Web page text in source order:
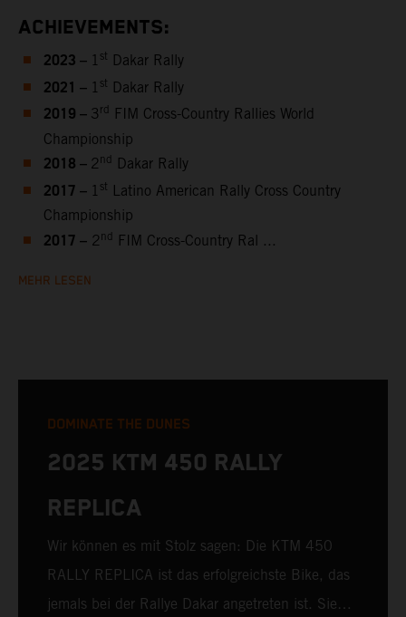
ACHIEVEMENTS:
2023 – 1 st Dakar Rally
2021 – 1 st Dakar Rally
2019 – 3 rd
FIM Cross-Country Rallies World
Championship
2018 – 2 nd Dakar Rally
2017 – 1 st Latino American Rally Cross Country
Championship
2017 – 2 nd FIM Cross-Country Ral ...
MEHR LESEN
DOMINATE THE DUNES
2025 KTM 450 RALLY
REPLICA
Wir können es mit Stolz sagen: Die KTM 450
RALLY REPLICA ist das erfolgreichste Bike, das
jemals bei der Rallye Dakar angetreten ist. Sie